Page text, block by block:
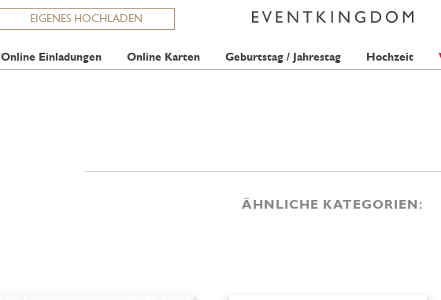
EIGENES HOCHLADEN
Online Einladungen Online Karten Geburtstag / Jahrestag Hochzeit
ÄHNLICHE KATEGORIEN: